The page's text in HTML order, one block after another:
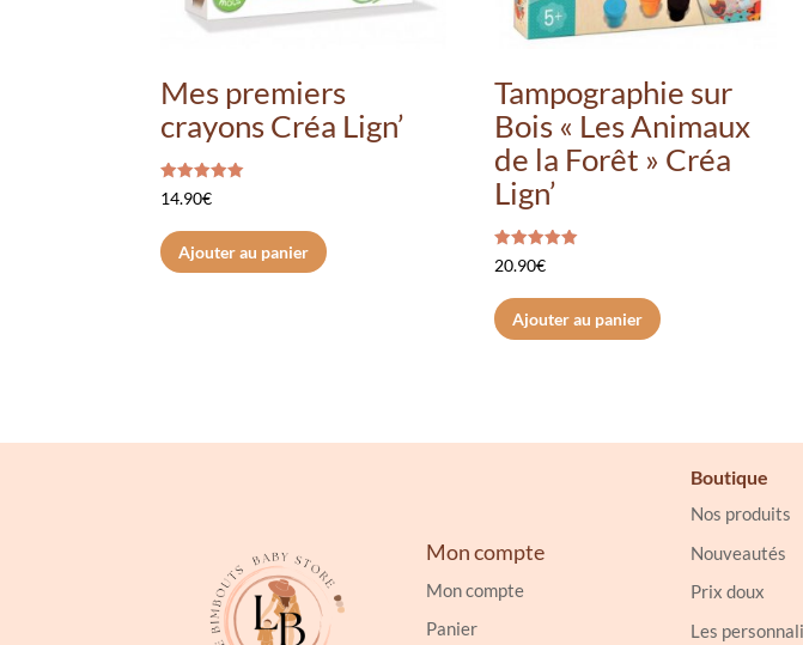
Mes premiers
crayons Créa Lign’
Note
5.00
14.90€
Ajouter au panier
Tampographie sur
Bois « Les Animaux
de la Forêt » Créa
Lign’
Note
5.00
20.90€
Ajouter au panier
Mon compte
Mon compte
Panier
Boutique
Nos produits
Nouveautés
Prix doux
Les